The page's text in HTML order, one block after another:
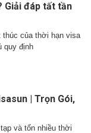
Giải đáp tất tần
thúc của thời hạn visa
quy định
| Trọn Gói,
và tốn nhiều thời